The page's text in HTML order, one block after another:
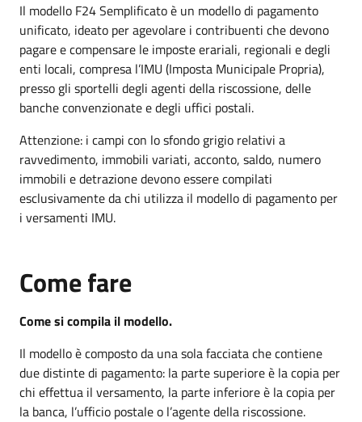
Il modello F24 Semplificato è un modello di pagamento
unificato, ideato per agevolare i contribuenti che devono
pagare e compensare le imposte erariali, regionali e degli
enti locali, compresa l’IMU (Imposta Municipale Propria),
presso gli sportelli degli agenti della riscossione, delle
banche convenzionate e degli uffici postali.
Attenzione: i campi con lo sfondo grigio relativi a
ravvedimento, immobili variati, acconto, saldo, numero
immobili e detrazione devono essere compilati
esclusivamente da chi utilizza il modello di pagamento per
i versamenti IMU.
Come fare
Come si compila il modello.
Il modello è composto da una sola facciata che contiene
due distinte di pagamento: la parte superiore è la copia per
chi effettua il versamento, la parte inferiore è la copia per
la banca, l’ufficio postale o l’agente della riscossione.